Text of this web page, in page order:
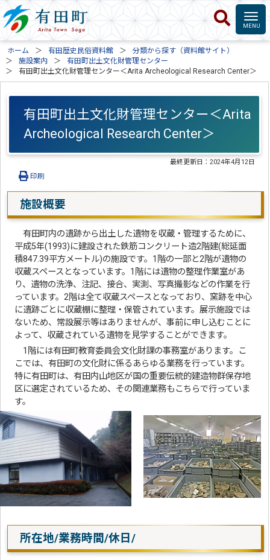
ホーム 有田歴史民俗資料館
分類から探す（資料館サイト）
施設案内
有田町出土文化財管理センター
有田町出土文化財管理センター＜Arita Archeological Research Center＞
有田町出土文化財管理センター＜Arita
Archeological Research Center＞
最終更新日：2024年4月12日
印刷
施設概要
有田町内の遺跡から出土した遺物を収蔵・管理するために、
平成5年(1993)に建設された鉄筋コンクリート造2階建(総延面
積847.39平方メートル)の施設です。1階の一部と2階が遺物の
収蔵スペースとなっています。1階には遺物の整理作業室があ
り、遺物の洗浄、注記、接合、実測、写真撮影などの作業を行
っています。2階は全て収蔵スペースとなっており、窯跡を中心
に遺跡ごとに収蔵棚に整理・保管されています。展示施設では
ないため、常設展示等はありませんが、事前に申し込むことに
よって、収蔵されている遺物を見学することができます。
1階には有田町教育委員会文化財課の事務室があります。こ
こでは、有田町の文化財に係るあらゆる業務を行っています。
特に有田町は、有田内山地区が国の重要伝統的建造物群保存地
区に選定されているため、その関連業務もこちらで行っていま
す。
所在地/業務時間/休日/